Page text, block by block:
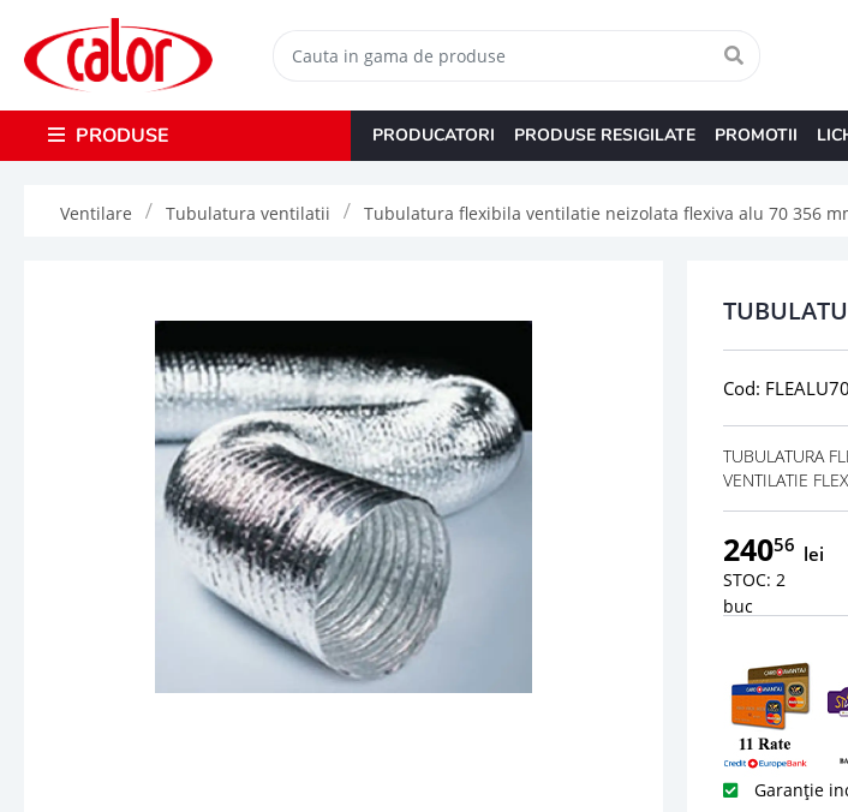
PRODUSE PRODUCATORI PRODUSE RESIGILATE PROMOTII
Ventilare Tubulatura ventilatii Tubulatura flexibila ventilatie neizolata flexiva alu 70 356
Cod:
TUBULATURA
VENTILATIE
24056 lei
STOC: 2
buc
Garanție